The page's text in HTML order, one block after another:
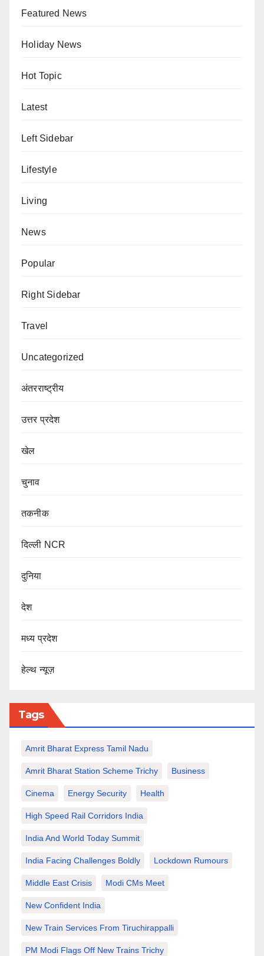
Featured News
Holiday News
Hot Topic
Latest
Left Sidebar
Lifestyle
Living
News
Popular
Right Sidebar
Travel
Uncategorized
अंतरराष्ट्रीय
उत्तर प्रदेश
खेल
चुनाव
तकनीक
दिल्ली NCR
दुनिया
देश
मध्य प्रदेश
हेल्थ न्यूज़
Tags
Amrit Bharat Express Tamil Nadu
Amrit Bharat Station Scheme Trichy Business
Cinema Energy Security Health
High Speed Rail Corridors India
India And World Today Summit
India Facing Challenges Boldly Lockdown Rumours
Middle East Crisis Modi CMs Meet
New Confident India
New Train Services From Tiruchirappalli
PM Modi Flags Off New Trains Trichy